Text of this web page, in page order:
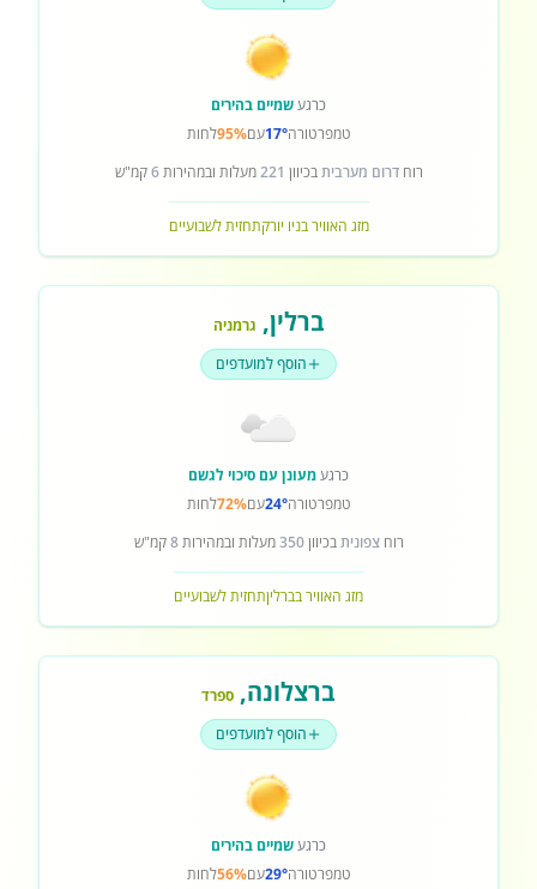
כרגעשמיים בהירים
טמפרטורה17°עם95%לחות
רוחדרום מערביתבכיוון 221מעלות ובמהירות6קמ"ש
מזג האוויר בניו יורקתחזית לשבועיים
ברלין, גרמניה
הוסף למועדפים
כרגעמעונן עם סיכוי לגשם
טמפרטורה24°עם72%לחות
רוחצפוניתבכיוון350מעלות ובמהירות8קמ"ש
מזג האוויר בברליןתחזית לשבועיים
ברצלונה, ספרד
הוסף למועדפים
כרגעשמיים בהירים
טמפרטורה29°עם56%לחות